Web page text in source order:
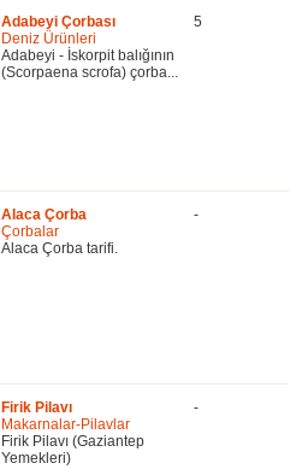
Adabeyi Çorbası
Deniz Ürünleri
Adabeyi - İskorpit balığının
(Scorpaena scrofa) çorba...
5
Alaca Çorba
Çorbalar
Alaca Çorba tarifi.
-
Firik Pilavı
Makarnalar-Pilavlar
Firik Pilavı (Gaziantep
Yemekleri)
-